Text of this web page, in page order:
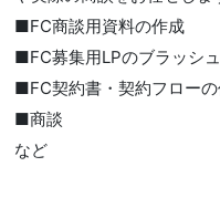
■FC商談用資料の作成
■FC募集用LPのブラッシ
■FC契約書・契約フロー
■商談
など